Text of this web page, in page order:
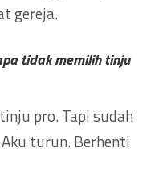
gereja.
tidak memilih tinju
pro. Tapi sudah
turun. Berhenti